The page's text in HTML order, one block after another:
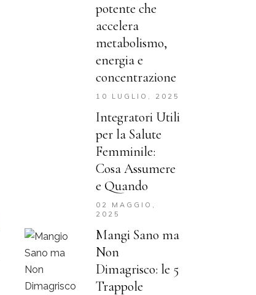
potente che
accelera
metabolismo,
energia e
concentrazione
10 LUGLIO, 2025
Integratori Utili
per la Salute
Femminile:
Cosa Assumere
e Quando
02 MAGGIO,
2025
Mangi Sano ma
Non
Dimagrisco: le 5
Trappole